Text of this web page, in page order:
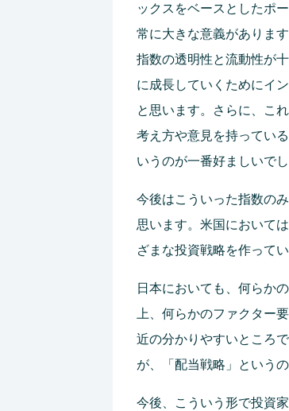
ックスをベースとしたポ
常に大きな意義がありま
指数の透明性と流動性が
に成長していくためにイ
と思います。さらに、こ
考え方や意見を持ってい
いうのが一番好ましいでし
今後はこういった指数の
思います。米国において
ざまな投資戦略を作って
日本においても、何らか
上、何らかのファクター
近の分かりやすいところ
が、「配当戦略」という
今後、こういう形で投資